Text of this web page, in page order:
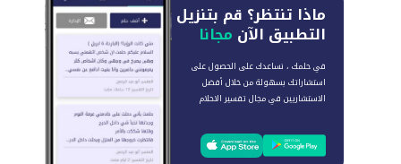
ماذا تنتظر؟ قم بتنزيل
التطبيق الآن مجانا
في حلمك ، نساعدك على الحصول على
استشاراتك بسهولة من خلال أفضل
الاستشاريين في مجال تفسير الاحلام